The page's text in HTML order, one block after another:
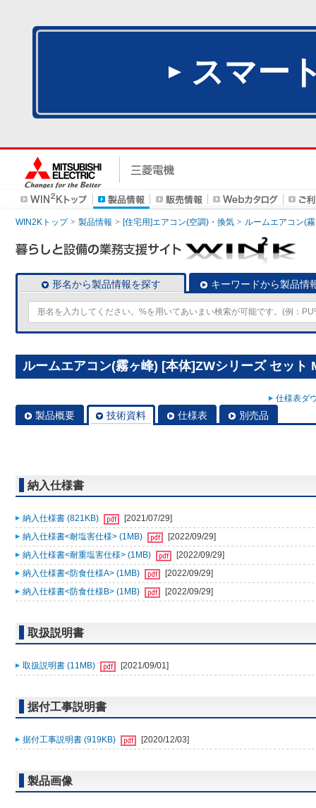
スマー
WIN2Kトップ 製品情報 [住宅用]エアコン(空調)・換気 ルームエアコン(
形名から製品情報を探す キーワードから製品情
ルームエアコン(霧ヶ峰) [本体]ZWシリーズ セット
仕様表ダ
製品概要 技術資料 仕様表 別売品
納入仕様書
納入仕様書 (821KB)
[2021/07/29]
納入仕様書<耐塩害仕様> (1MB)
[2022/09/29]
納入仕様書<耐重塩害仕様> (1MB)
[2022/09/29]
納入仕様書<防食仕様A> (1MB)
[2022/09/29]
納入仕様書<防食仕様B> (1MB)
[2022/09/29]
取扱説明書
取扱説明書 (11MB) [2021/09/01]
据付工事説明書
据付工事説明書 (919KB) [2020/12/03]
製品画像